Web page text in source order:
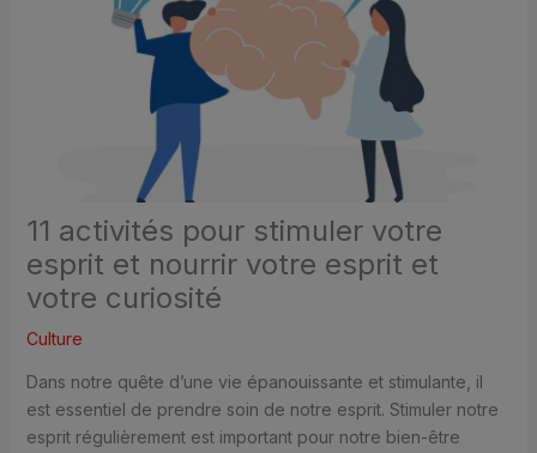
11 activités pour stimuler votre
esprit et nourrir votre esprit et
votre curiosité
Culture
Dans notre quête d’une vie épanouissante et stimulante, il
est essentiel de prendre soin de notre esprit. Stimuler notre
esprit régulièrement est important pour notre bien-être